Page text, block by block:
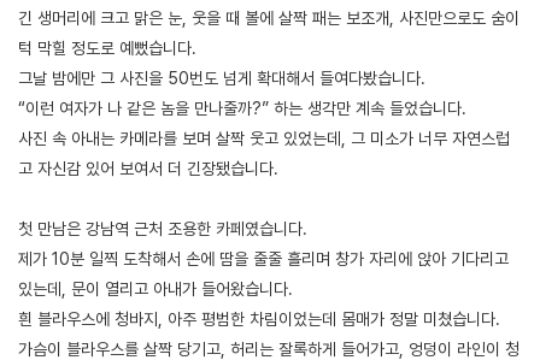
긴 생머리에 크고 맑은 눈, 웃을 때 볼에 살짝 패는 보조개, 사진만으로도 숨이
턱 막힐 정도로 예뻤습니다.
그날 밤에만 그 사진을 50번도 넘게 확대해서 들여다봤습니다.
“이런 여자가 나 같은 놈을 만나줄까?” 하는 생각만 계속 들었습니다.
사진 속 아내는 카메라를 보며 살짝 웃고 있었는데, 그 미소가 너무 자연스럽
고 자신감 있어 보여서 더 긴장됐습니다.
첫 만남은 강남역 근처 조용한 카페였습니다.
제가 10분 일찍 도착해서 손에 땀을 줄줄 흘리며 창가 자리에 앉아 기다리고
있는데, 문이 열리고 아내가 들어왔습니다.
흰 블라우스에 청바지, 아주 평범한 차림이었는데 몸매가 정말 미쳤습니다.
가슴이 블라우스를 살짝 당기고, 허리는 잘록하게 들어가고, 엉덩이 라인이 청